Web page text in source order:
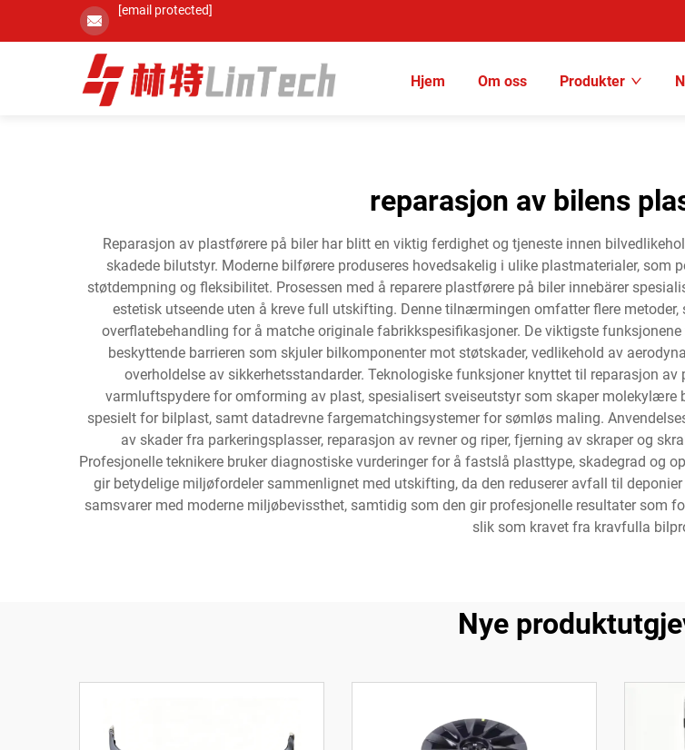
[email protected]
Hjem Om oss Produkter
reparasjon av bilens
Reparasjon av plastførere på biler har blitt en viktig ferdighet og tjeneste innen
skadede bilutstyr. Moderne bilførere produseres hovedsakelig i ulike plastmaterialer,
støtdempning og fleksibilitet. Prosessen med å reparere plastførere på biler innebärer
estetisk utseende uten å kreve full utskifting. Denne tilnærmingen omfatter flere
overflatebehandling for å matche originale fabrikkspesifikasjoner. De viktigste
beskyttende barrieren som skjuler bilkomponenter mot støtskader, vedlikehold av
overholdelse av sikkerhetsstandarder. Teknologiske funksjoner knyttet til reparasjon
varmluftspydere for omforming av plast, spesialisert sveiseutstyr som skaper molekylære
spesielt for bilplast, samt datadrevne fargematchingsystemer for sømløs maling.
av skader fra parkeringsplasser, reparasjon av revner og riper, fjerning av skraper og
Profesjonelle teknikere bruker diagnostiske vurderinger for å fastslå plasttype, skadegrad og
gir betydelige miljøfordeler sammenlignet med utskifting, da den reduserer avfall til
samsvarer med moderne miljøbevissthet, samtidig som den gir profesjonelle resultater som
slik som kravet fra kravfulla
Nye